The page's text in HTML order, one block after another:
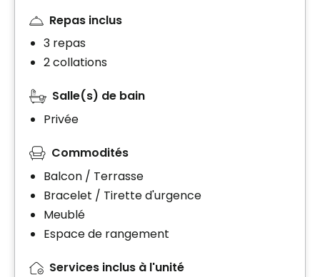
Repas inclus
3 repas
2 collations
Salle(s) de bain
Privée
Commodités
Balcon / Terrasse
Bracelet / Tirette d'urgence
Meublé
Espace de rangement
Services inclus à l'unité